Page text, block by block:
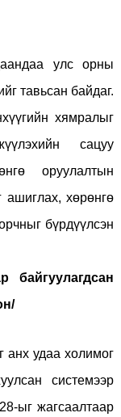
улс орны
тавьсан байдаг.
хямралыг
сацуу
оруулалтын
ашиглах, хөрөнгө
бүрдүүлсэн
байгуулагдсан
анх удаа холимог
системээр
ыг жагсаалтаар